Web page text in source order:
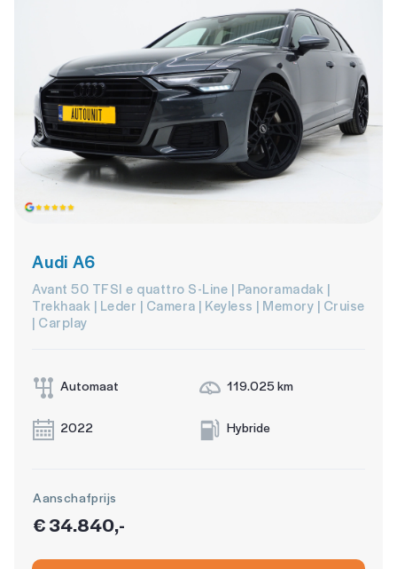
Audi A6
Avant 50 TFSI e quattro S-Line | Panoramadak |
Trekhaak | Leder | Camera | Keyless | Memory | Cruise
| Carplay
Automaat 119.025 km
2022 Hybride
Aanschafprijs
€ 34.840,-